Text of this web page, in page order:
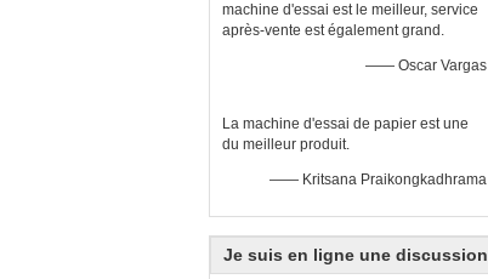
machine d'essai est le meilleur, service
après-vente est également grand.
—— Oscar Vargas
La machine d'essai de papier est une
du meilleur produit.
—— Kritsana Praikongkadhrama
Je suis en ligne une discussion